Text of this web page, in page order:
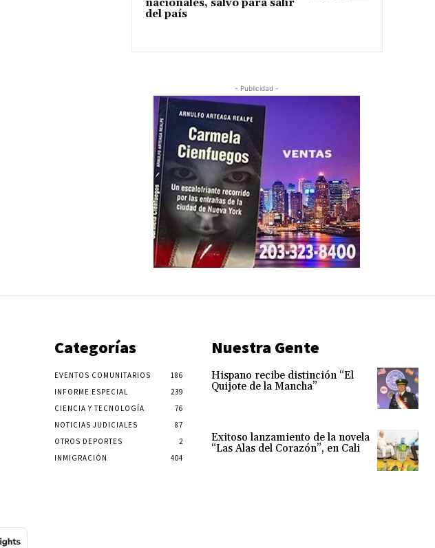
nacionales, salvo para salir
del país
- Publicidad -
Categorías
EVENTOS COMUNITARIOS
186
INFORME ESPECIAL
239
CIENCIA Y TECNOLOGÍA
76
NOTICIAS JUDICIALES
87
OTROS DEPORTES
2
INMIGRACIÓN
404
Nuestra Gente
Hispano recibe distinción “El
Quijote de la Mancha”
Exitoso lanzamiento de la novela
“Las Alas del Corazón”, en Cali